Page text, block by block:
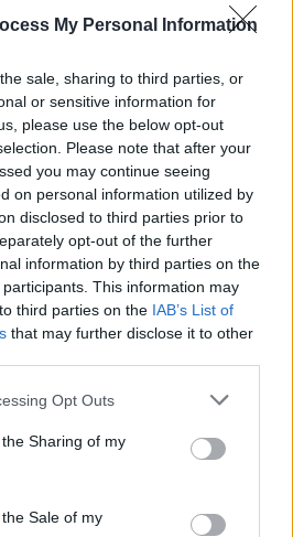
My Personal Information
sale, sharing to third parties, or
or sensitive information for
please use the below opt-out
Please note that after your
you may continue seeing
on personal information utilized by
disclosed to third parties prior to
opt-out of the further
information by third parties on the
participants. This information may
third parties on the IAB’s List of
that may further disclose it to other
Opt Outs
Sharing of my
Sale of my